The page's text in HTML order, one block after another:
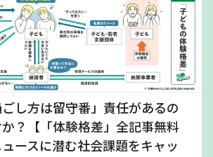
ごし方は留守番」責任があるの
？【「体験格差」全記事無料
ースに潜む社会課題をキャッ